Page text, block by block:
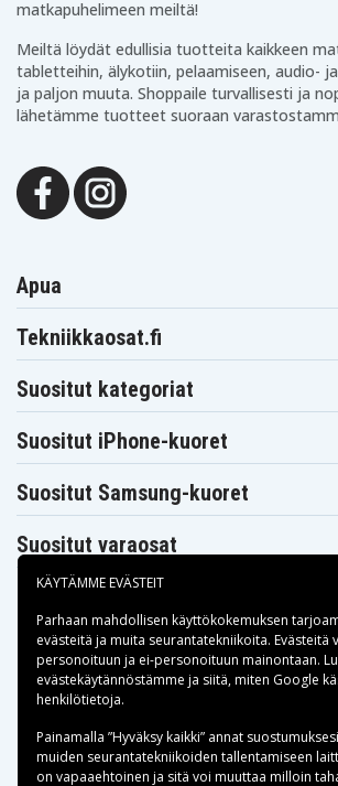
matkapuhelimeen meiltä!
Meiltä löydät edullisia tuotteita kaikkeen
tabletteihin, älykotiin, pelaamiseen, audio-
ja paljon muuta. Shoppaile turvallisesti ja
lähetämme tuotteet suoraan
Apua
Tekniikkaosat.fi
Suositut kategoriat
Suositut iPhone-kuoret
Suositut Samsung-kuoret
Suositut varaosat
Maksuvaihtoehdot
Toimitusvaihtoehdot
KÄYTÄMME EVÄSTEIT
Parhaan mahdollisen käyttökokemuksen
evästeitä ja muita seurantatekniikoita. Evästeitä
personoituun ja ei-personoituun mainontaan.
evästekäytännöstämme ja siitä, miten Google
henkilötietoja.
Painamalla ”Hyväksy kaikki” annat
muiden seurantatekniikoiden tallentamiseen
on vapaaehtoinen ja sitä voi muuttaa milloin